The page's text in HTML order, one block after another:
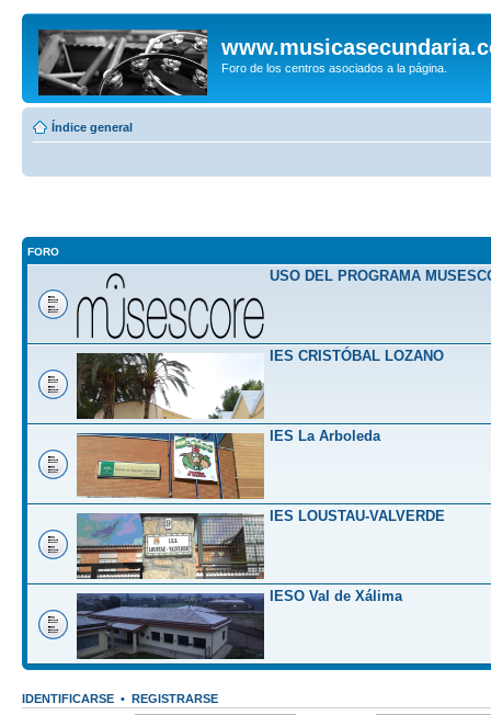
Foro de los centros asociados a la página.
Índice general
FORO
USO DEL PROGRAMA
IES CRISTÓBAL LOZANO
IES La Arboleda
IES LOUSTAU-VALVERDE
IESO Val de Xálima
IDENTIFICARSE • REGISTRARSE